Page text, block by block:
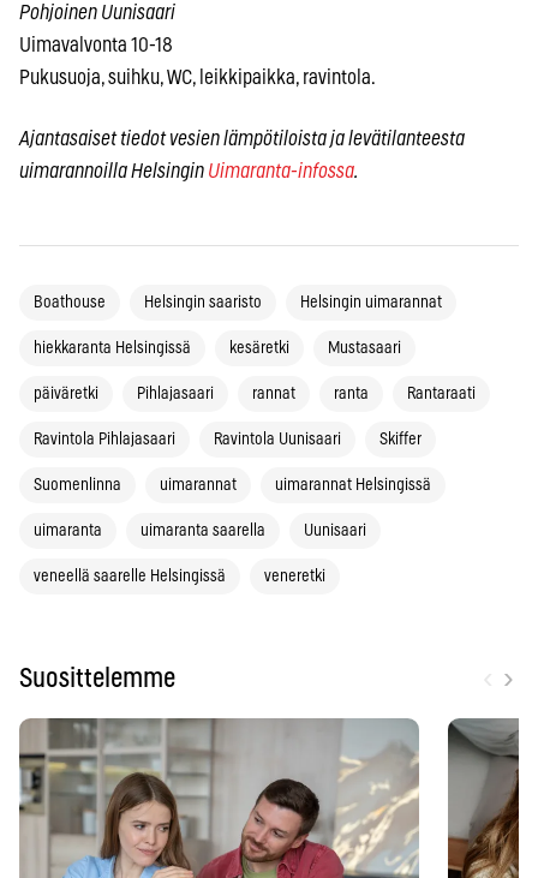
Pohjoinen Uunisaari
Uimavalvonta 10-18
Pukusuoja, suihku, WC, leikkipaikka, ravintola.
Ajantasaiset tiedot vesien lämpötiloista ja levätilanteesta
uimarannoilla Helsingin Uimaranta-infossa.
Boathouse Helsingin saaristo Helsingin uimarannat
hiekkaranta Helsingissä kesäretki Mustasaari
päiväretki Pihlajasaari rannat ranta Rantaraati
Ravintola Pihlajasaari Ravintola Uunisaari Skiffer
Suomenlinna uimarannat uimarannat Helsingissä
uimaranta uimaranta saarella Uunisaari
veneellä saarelle Helsingissä veneretki
Suosittelemme ›